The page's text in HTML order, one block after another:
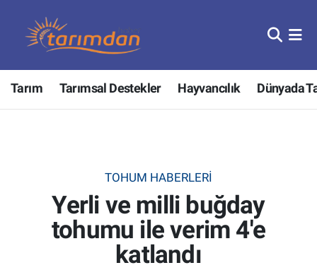
Tarım Tarımsal Destekler Hayvancılık Dünyada
TOHUM HABERLERI
Yerli ve milli buğday
tohumu ile verim 4'e
katlandı
Tarım
Hayvancılık
Tarımsal Destekler
Tarım Bakanlığı
Nöbetçi Eczaneler
Hava Durumu
Tüm Manşetler
Son Dakika Haberleri